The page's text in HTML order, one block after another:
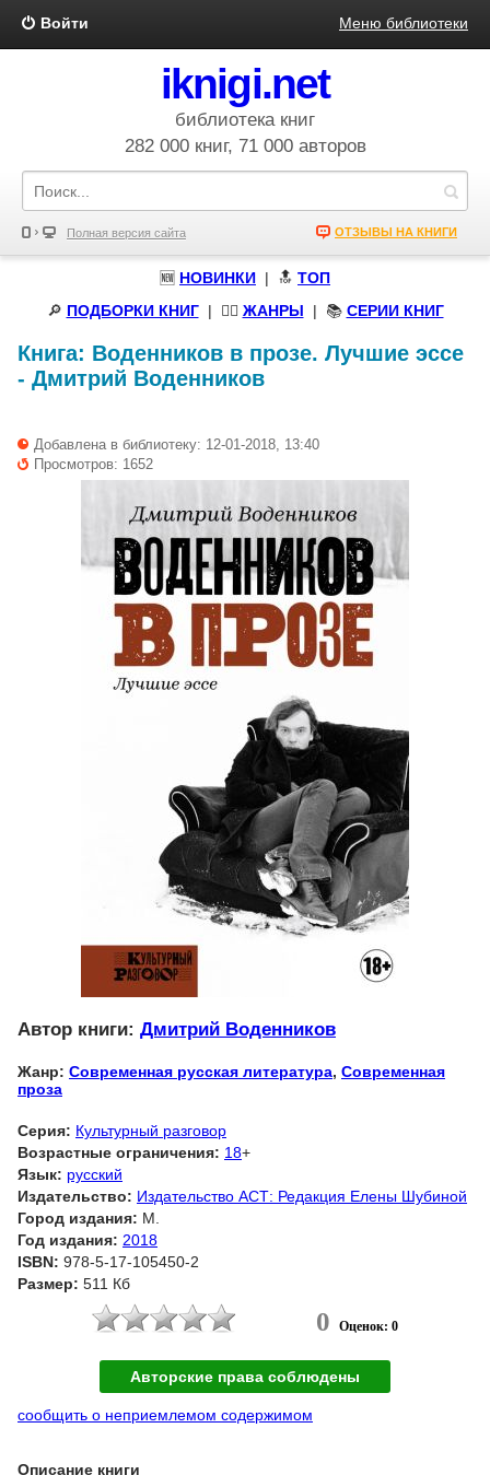
Войти Меню библиотеки
iknigi.net
библиотека книг
282 000 книг, 71 000 авторов
Полная версия сайта ОТЗЫВЫ НА КНИГИ
🆕 НОВИНКИ | 🔝 ТОП
🔎 ПОДБОРКИ КНИГ| 🧝‍♀️ ЖАНРЫ | 📚 СЕРИИ КНИГ
Книга: Воденников в прозе. Лучшие эссе
- Дмитрий Воденников
Добавлена в библиотеку: 12-01-2018, 13:40
Просмотров: 1652
Автор книги: Дмитрий Воденников
Жанр: Современная русская литература, Современная
проза
Серия: Культурный разговор
Возрастные ограничения: 18+
Язык: русский
Издательство: Издательство АСТ: Редакция Елены Шубиной
Город издания: М.
Год издания: 2018
ISBN: 978-5-17-105450-2
Размер: 511 Кб
0 Оценок: 0
Авторские права соблюдены
сообщить о неприемлемом содержимом
Описание книги